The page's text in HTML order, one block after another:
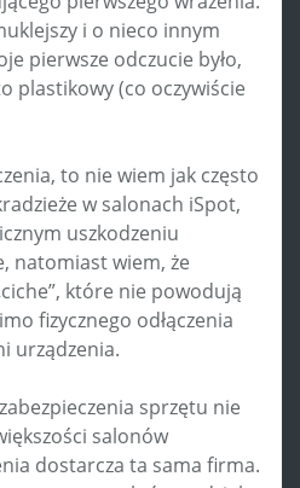
i o nieco innym
pierwsze odczucie było,
plastikowy (co oczywiście
to nie wiem jak często
w salonach iSpot,
uszkodzeniu
natomiast wiem, że
które nie powodują
fizycznego odłączenia
urządzenia.
sprzętu nie
salonów
dostarcza ta sama firma.